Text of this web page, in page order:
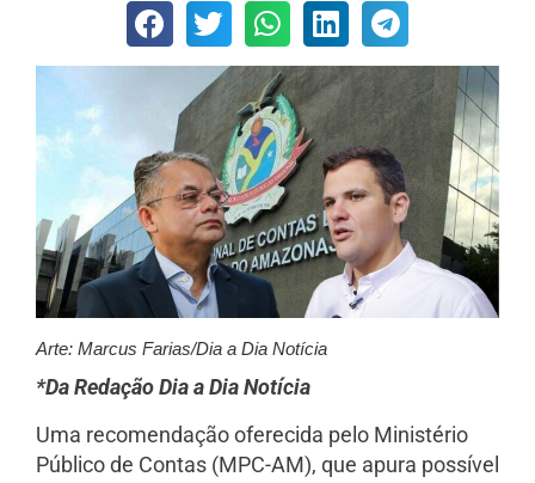
Arte: Marcus Farias/Dia a Dia Notícia
*Da Redação Dia a Dia Notícia
Uma recomendação oferecida pelo Ministério
Público de Contas (MPC-AM), que apura possível